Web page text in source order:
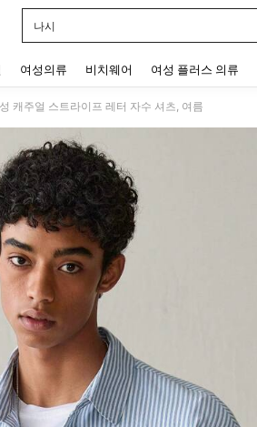
나시
여성의류 비치웨어 여성 플러스 의류
캐주얼 스트라이프 레터 자수 셔츠, 여름